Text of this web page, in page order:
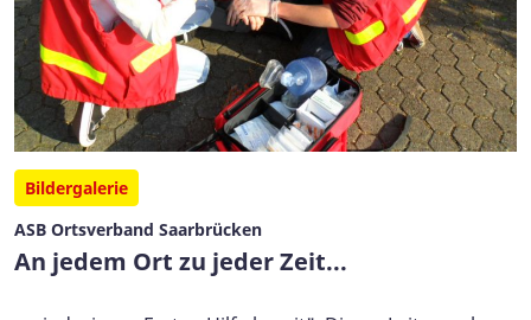
Bildergalerie
ASB Ortsverband Saarbrücken
An jedem Ort zu jeder Zeit...